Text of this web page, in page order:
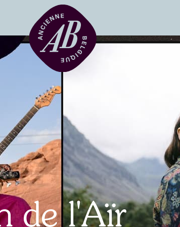
BRDCST
ABtv
Concertcheque
de l'Aïr